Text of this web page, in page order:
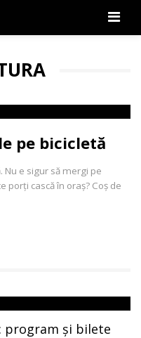
pe bicicletă
Nu e sigur să mergi pe
porți cască în oraș? Coș de
program și bilete